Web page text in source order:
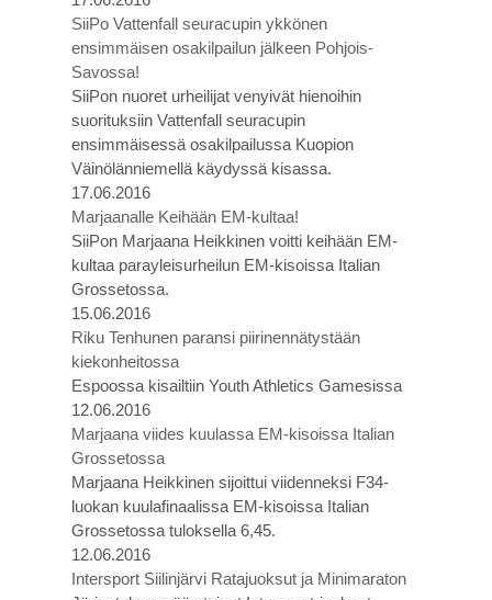
SiiPo Vattenfall seuracupin ykkönen
ensimmäisen osakilpailun jälkeen Pohjois-
Savossa!
SiiPon nuoret urheilijat venyivät hienoihin
suorituksiin Vattenfall seuracupin
ensimmäisessä osakilpailussa Kuopion
Väinölänniemellä käydyssä kisassa.
17.06.2016
Marjaanalle Keihään EM-kultaa!
SiiPon Marjaana Heikkinen voitti keihään EM-
kultaa parayleisurheilun EM-kisoissa Italian
Grossetossa.
15.06.2016
Riku Tenhunen paransi piirinennätystään
kiekonheitossa
Espoossa kisailtiin Youth Athletics Gamesissa
12.06.2016
Marjaana viides kuulassa EM-kisoissa Italian
Grossetossa
Marjaana Heikkinen sijoittui viidenneksi F34-
luokan kuulafinaalissa EM-kisoissa Italian
Grossetossa tuloksella 6,45.
12.06.2016
Intersport Siilinjärvi Ratajuoksut ja Minimaraton